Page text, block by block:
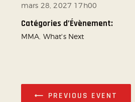
mars 28, 2027 17h00
Catégories d’Évènement:
MMA What's Next
PREVIOUS EVENT